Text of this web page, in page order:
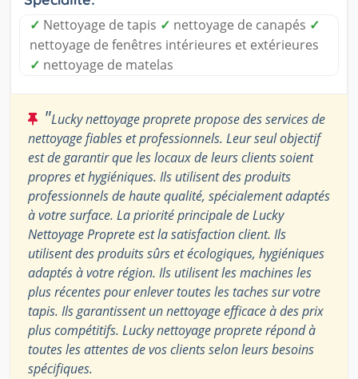
✓ Nettoyage de tapis ✓ nettoyage de canapés ✓
nettoyage de fenêtres intérieures et extérieures
✓ nettoyage de matelas
"Lucky nettoyage proprete propose des services de
nettoyage fiables et professionnels. Leur seul objectif
est de garantir que les locaux de leurs clients soient
propres et hygiéniques. Ils utilisent des produits
professionnels de haute qualité, spécialement adaptés
à votre surface. La priorité principale de Lucky
Nettoyage Proprete est la satisfaction client. Ils
utilisent des produits sûrs et écologiques, hygiéniques
adaptés à votre région. Ils utilisent les machines les
plus récentes pour enlever toutes les taches sur votre
tapis. Ils garantissent un nettoyage efficace à des prix
plus compétitifs. Lucky nettoyage proprete répond à
toutes les attentes de vos clients selon leurs besoins
spécifiques.